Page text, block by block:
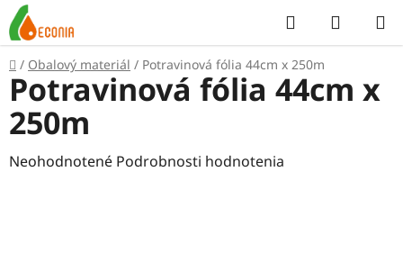
Prejsť
na
obsah
Hľadať
KOŠÍK
Domov
/ Obalový materiál / Potravinová fólia 44cm x 250m
Potravinová fólia 44cm x
250m
Priemerné
Neohodnotené Podrobnosti hodnotenia